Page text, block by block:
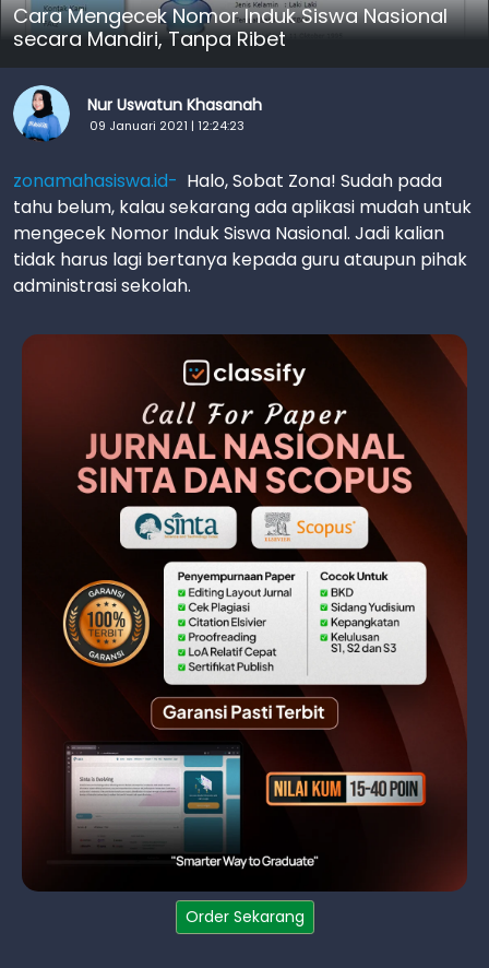
Cara Mengecek Nomor Induk Siswa Nasional
secara Mandiri, Tanpa Ribet
Nur Uswatun Khasanah
09 Januari 2021 | 12:24:23
zonamahasiswa.id- Halo, Sobat Zona! Sudah pada
tahu belum, kalau sekarang ada aplikasi mudah untuk
mengecek Nomor Induk Siswa Nasional. Jadi kalian
tidak harus lagi bertanya kepada guru ataupun pihak
administrasi sekolah.
Order Sekarang